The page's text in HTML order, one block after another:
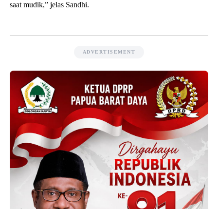
saat mudik,” jelas Sandhi.
ADVERTISEMENT